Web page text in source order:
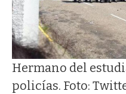
Hermano del
policías. Foto: